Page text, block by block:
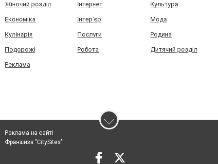
Жіночий розділ Інтернет Культура
Економіка Інтер'єр Мода
Кулінарія Послуги Родина
Подорожі Робота Дитячий розділ
Реклама
Реклама на сайті
Франшиза "CitySites"